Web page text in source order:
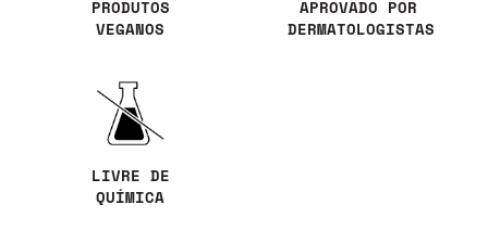
PRODUTOS
VEGANOS
APROVADO POR
DERMATOLOGISTAS
LIVRE DE
QUÍMICA